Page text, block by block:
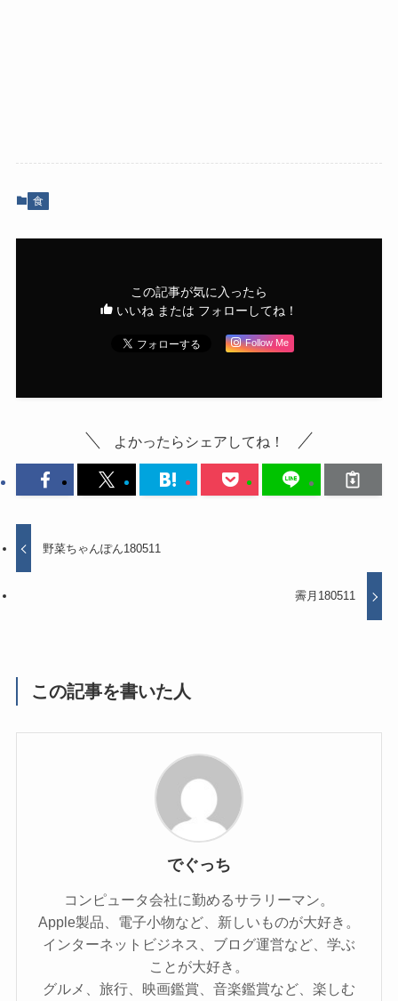
食
この記事が気に入ったら
いいね または フォローしてね！
Follow Me
よかったらシェアしてね！
野菜ちゃんぽん180511
霽月180511
この記事を書いた人
でぐっち
コンピュータ会社に勤めるサラリーマン。
Apple製品、電子小物など、新しいものが大好き。
インターネットビジネス、ブログ運営など、学ぶ
ことが大好き。
グルメ、旅行、映画鑑賞、音楽鑑賞など、楽しむ